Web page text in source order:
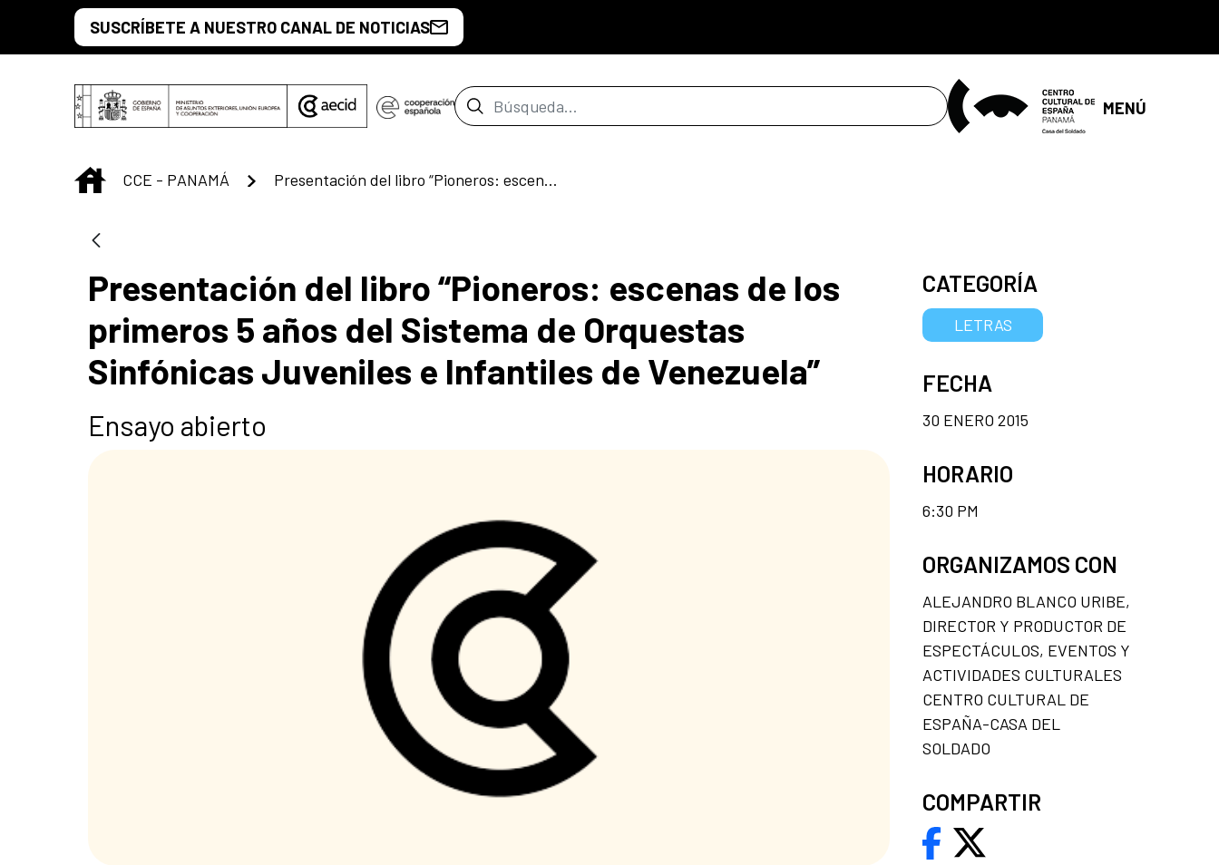
Saltar al contenido principal
SUSCRÍBETE A NUESTRO CANAL DE NOTICIAS
Barra de búsqueda MENÚ
INICIO
CCE - PANAMÁ Presentación del libro “Pioneros: escenas de los primeros 5 años del Sistema de Orquestas Sinfónicas Juveniles e Infantiles de Venezuela”
Presentación del libro “Pioneros: escenas de los
primeros 5 años del Sistema de Orquestas
Sinfónicas Juveniles e Infantiles de Venezuela”
Ensayo abierto
CATEGORÍA
LETRAS
FECHA
30 ENERO 2015
HORARIO
6:30 PM
ORGANIZAMOS CON
ALEJANDRO BLANCO URIBE,
DIRECTOR Y PRODUCTOR DE
ESPECTÁCULOS, EVENTOS Y
ACTIVIDADES CULTURALES
CENTRO CULTURAL DE
ESPAÑA-CASA DEL
SOLDADO
COMPARTIR